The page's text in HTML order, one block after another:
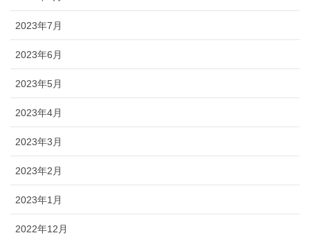
2023年7月
2023年6月
2023年5月
2023年4月
2023年3月
2023年2月
2023年1月
2022年12月